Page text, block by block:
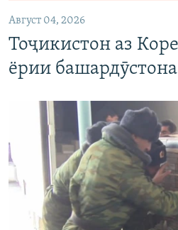
Август 04, 2026
Тоҷикистон аз
ёрии